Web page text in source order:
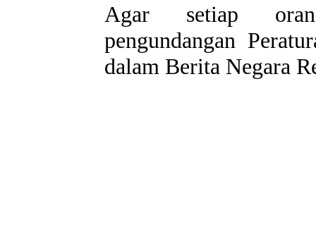
Agar setiap
pengundangan
dalam Berita Negara